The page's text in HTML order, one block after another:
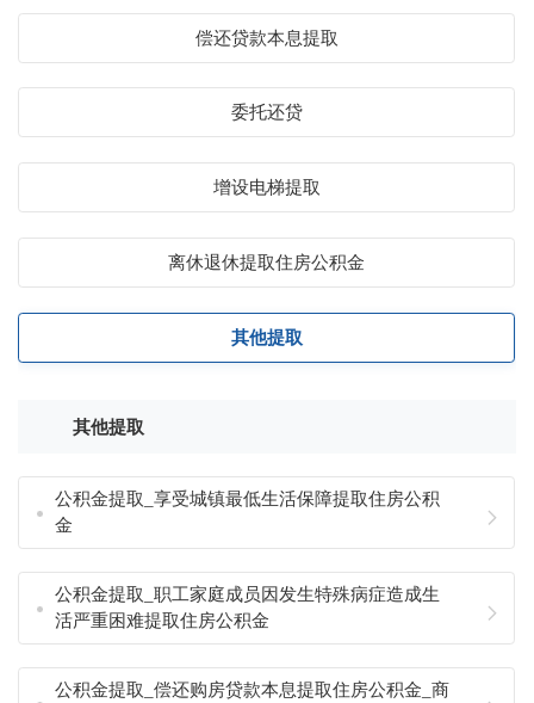
偿还贷款本息提取
委托还贷
增设电梯提取
离休退休提取住房公积金
其他提取
其他提取
公积金提取_享受城镇最低生活保障提取住房公积
金
公积金提取_职工家庭成员因发生特殊病症造成生
活严重困难提取住房公积金
公积金提取_偿还购房贷款本息提取住房公积金_商